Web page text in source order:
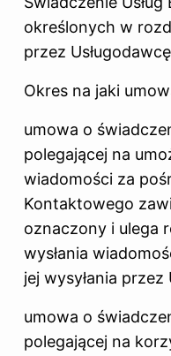
określonych w
przez
Okres na jaki
umowa o
polegającej na
wiadomości za
Kontaktowego
oznaczony i ulega
wysłania
jej wysyłania przez
umowa o
polegającej na